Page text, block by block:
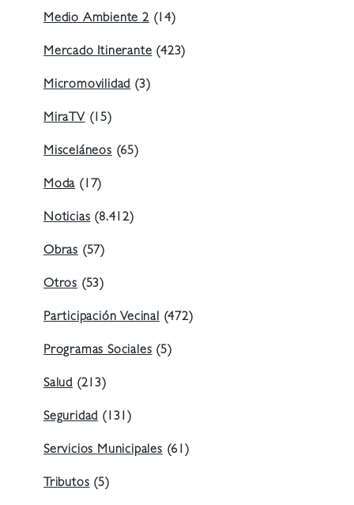
Medio Ambiente 2(14)
Mercado Itinerante(423)
Micromovilidad(3)
MiraTV(15)
Misceláneos(65)
Moda(17)
Noticias(8.412)
Obras (57)
Otros (53)
Participación Vecinal(472)
Programas Sociales(5)
Salud (213)
Seguridad(131)
Servicios Municipales(61)
Tributos(5)